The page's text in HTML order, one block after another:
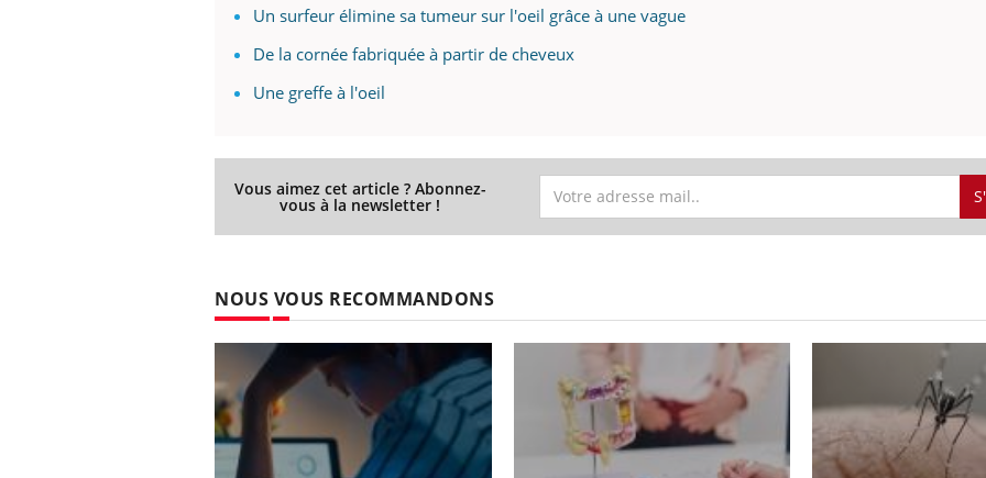
Un surfeur élimine sa tumeur sur l'oeil grâce à une vague
De la cornée fabriquée à partir de cheveux
Une greffe à l'oeil
Vous aimez cet article ? Abonnez-
vous à la newsletter !
NOUS VOUS RECOMMANDONS